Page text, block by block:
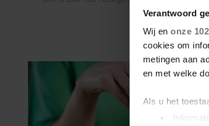
Verantwoord
Wij en onze
cookies om
metingen aan
en met welke
Als u het